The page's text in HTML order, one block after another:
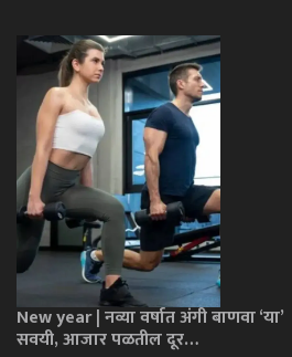
New year | नव्या वर्षात अंगी बाणवा ‘या’
सवयी, आजार पळतील दूर…